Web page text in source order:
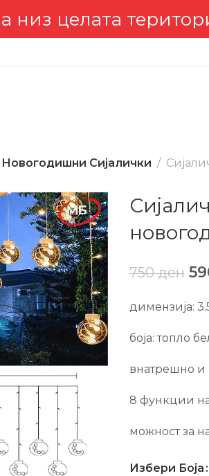
📣 Комплетна
Новогодишни Сијалички
750ден
димензија:
боја: топло
внатрешно
8 функции
можност за
Избери Боја